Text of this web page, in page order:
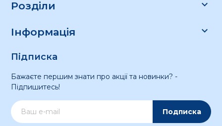
Розділи 
Інформація 
Підписка
Бажаєте першим знати про акції та новинки? -
Підпишитесь!
Подписка